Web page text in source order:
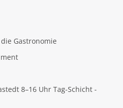
Gastronomie
8–16 Uhr Tag-Schicht -